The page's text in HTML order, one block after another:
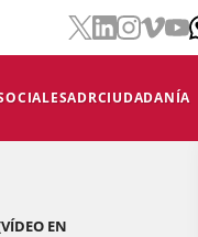
ADRCIUDADANÍA
EN